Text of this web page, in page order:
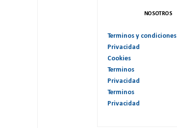
NOSOTROS
Terminos y condiciones
Privacidad
Cookies
Terminos
Privacidad
Terminos
Privacidad